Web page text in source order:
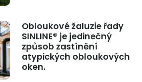
Obloukové žaluzie řady
SINLINE® je jedinečný
způsob zastínění
atypických obloukových
oken.